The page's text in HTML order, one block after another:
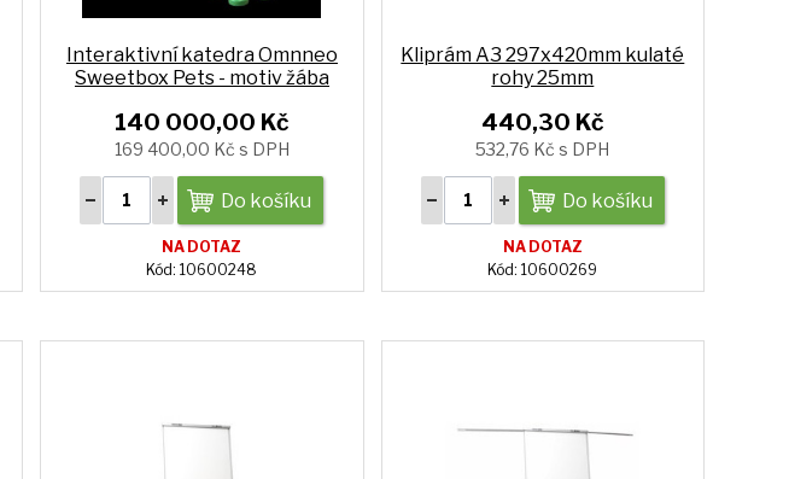
Interaktivní katedra Omnneo
Sweetbox Pets - motiv žába
140 000,00 Kč
169 400,00 Kč s DPH
Do košíku
NA DOTAZ
Kód: 10600248
Kliprám A3 297x420mm kulaté
rohy 25mm
440,30 Kč
532,76 Kč s DPH
Do košíku
NA DOTAZ
Kód: 10600269